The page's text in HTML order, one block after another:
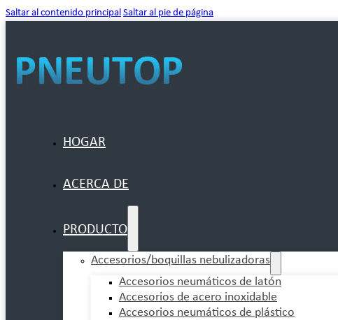
Saltar al contenido principal Saltar al pie de página
HOGAR
ACERCA DE
PRODUCTO
Accesorios/boquillas nebulizadoras
Accesorios neumáticos de latón
Accesorios de acero inoxidable
Accesorios neumáticos de plástico